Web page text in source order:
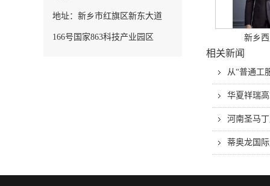
新乡
相关新闻
从“普通工
华夏祥瑞
河南圣马
蒂奥龙国
地址：新乡市红旗区新东大道
166号国家863科技产业园区